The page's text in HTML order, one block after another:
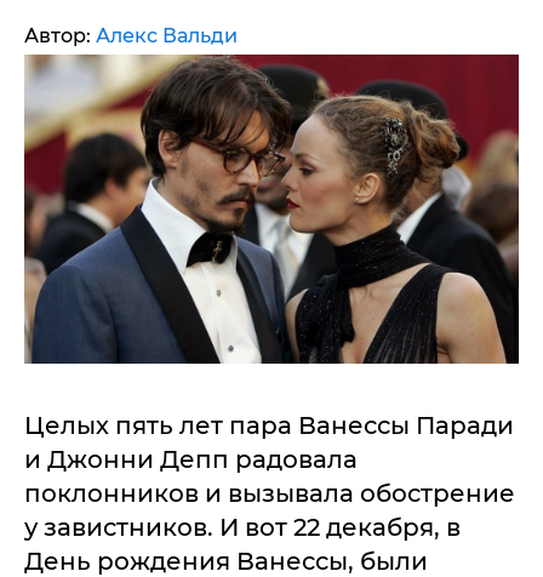
Автор: Алекс Вальди
Целых пять лет пара Ванессы Паради
и Джонни Депп радовала
поклонников и вызывала обострение
у завистников. И вот 22 декабря, в
День рождения Ванессы, были